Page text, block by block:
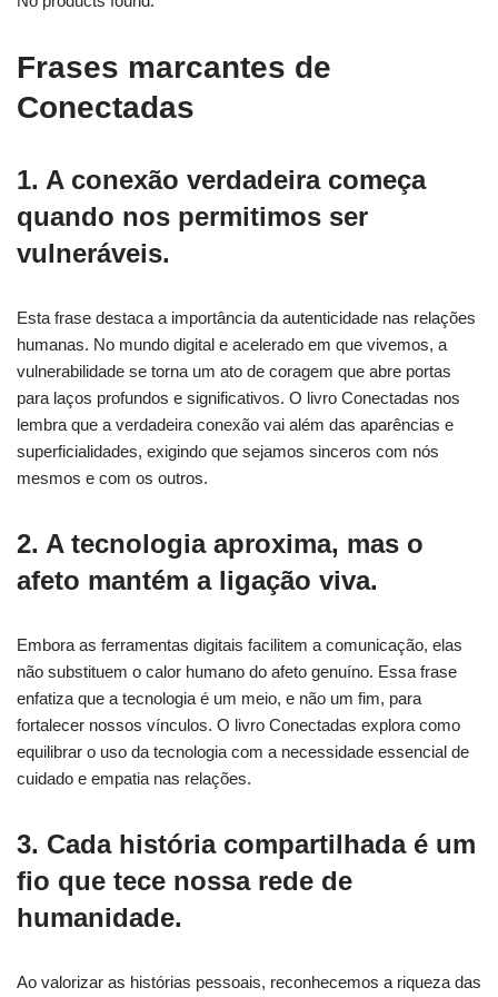
Frases marcantes de
Conectadas
1. A conexão verdadeira começa
quando nos permitimos ser
vulneráveis.
Esta frase destaca a importância da autenticidade nas relações
humanas. No mundo digital e acelerado em que vivemos, a
vulnerabilidade se torna um ato de coragem que abre portas
para laços profundos e significativos. O livro Conectadas nos
lembra que a verdadeira conexão vai além das aparências e
superficialidades, exigindo que sejamos sinceros com nós
mesmos e com os outros.
2. A tecnologia aproxima, mas o
afeto mantém a ligação viva.
Embora as ferramentas digitais facilitem a comunicação, elas
não substituem o calor humano do afeto genuíno. Essa frase
enfatiza que a tecnologia é um meio, e não um fim, para
fortalecer nossos vínculos. O livro Conectadas explora como
equilibrar o uso da tecnologia com a necessidade essencial de
cuidado e empatia nas relações.
3. Cada história compartilhada é um
fio que tece nossa rede de
humanidade.
Ao valorizar as histórias pessoais, reconhecemos a riqueza das